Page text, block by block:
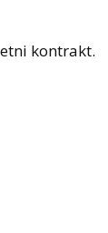
kontrakt.